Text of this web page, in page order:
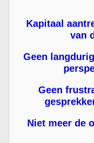
Kapitaal
van
Geen
Geen
Niet meer de